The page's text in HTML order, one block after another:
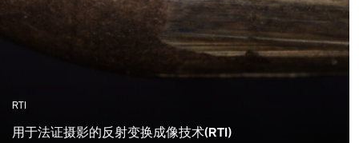
RTI
用于法证摄影的反射变换成像技术(RTI)